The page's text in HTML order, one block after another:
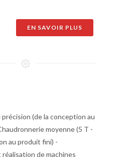
EN SAVOIR PLUS
(de la conception au
moyenne (5 T -
au produit fini) -
de machines